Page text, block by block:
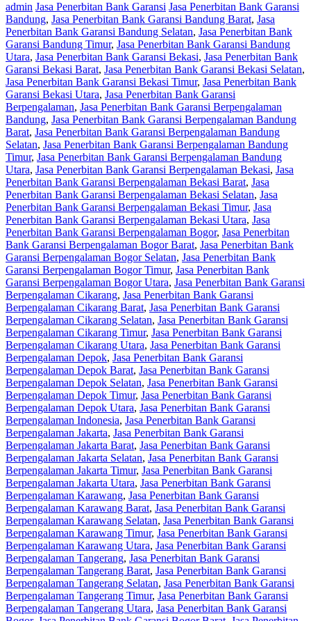
admin Jasa Penerbitan Bank Garansi Jasa Penerbitan Bank Garansi
Bandung, Jasa Penerbitan Bank Garansi Bandung Barat, Jasa
Penerbitan Bank Garansi Bandung Selatan, Jasa Penerbitan Bank
Garansi Bandung Timur, Jasa Penerbitan Bank Garansi Bandung
Utara, Jasa Penerbitan Bank Garansi Bekasi, Jasa Penerbitan Bank
Garansi Bekasi Barat, Jasa Penerbitan Bank Garansi Bekasi Selatan,
Jasa Penerbitan Bank Garansi Bekasi Timur, Jasa Penerbitan Bank
Garansi Bekasi Utara, Jasa Penerbitan Bank Garansi
Berpengalaman, Jasa Penerbitan Bank Garansi Berpengalaman
Bandung, Jasa Penerbitan Bank Garansi Berpengalaman Bandung
Barat, Jasa Penerbitan Bank Garansi Berpengalaman Bandung
Selatan, Jasa Penerbitan Bank Garansi Berpengalaman Bandung
Timur, Jasa Penerbitan Bank Garansi Berpengalaman Bandung
Utara, Jasa Penerbitan Bank Garansi Berpengalaman Bekasi, Jasa
Penerbitan Bank Garansi Berpengalaman Bekasi Barat, Jasa
Penerbitan Bank Garansi Berpengalaman Bekasi Selatan, Jasa
Penerbitan Bank Garansi Berpengalaman Bekasi Timur, Jasa
Penerbitan Bank Garansi Berpengalaman Bekasi Utara, Jasa
Penerbitan Bank Garansi Berpengalaman Bogor, Jasa Penerbitan
Bank Garansi Berpengalaman Bogor Barat, Jasa Penerbitan Bank
Garansi Berpengalaman Bogor Selatan, Jasa Penerbitan Bank
Garansi Berpengalaman Bogor Timur, Jasa Penerbitan Bank
Garansi Berpengalaman Bogor Utara, Jasa Penerbitan Bank Garansi
Berpengalaman Cikarang, Jasa Penerbitan Bank Garansi
Berpengalaman Cikarang Barat, Jasa Penerbitan Bank Garansi
Berpengalaman Cikarang Selatan, Jasa Penerbitan Bank Garansi
Berpengalaman Cikarang Timur, Jasa Penerbitan Bank Garansi
Berpengalaman Cikarang Utara, Jasa Penerbitan Bank Garansi
Berpengalaman Depok, Jasa Penerbitan Bank Garansi
Berpengalaman Depok Barat, Jasa Penerbitan Bank Garansi
Berpengalaman Depok Selatan, Jasa Penerbitan Bank Garansi
Berpengalaman Depok Timur, Jasa Penerbitan Bank Garansi
Berpengalaman Depok Utara, Jasa Penerbitan Bank Garansi
Berpengalaman Indonesia, Jasa Penerbitan Bank Garansi
Berpengalaman Jakarta, Jasa Penerbitan Bank Garansi
Berpengalaman Jakarta Barat, Jasa Penerbitan Bank Garansi
Berpengalaman Jakarta Selatan, Jasa Penerbitan Bank Garansi
Berpengalaman Jakarta Timur, Jasa Penerbitan Bank Garansi
Berpengalaman Jakarta Utara, Jasa Penerbitan Bank Garansi
Berpengalaman Karawang, Jasa Penerbitan Bank Garansi
Berpengalaman Karawang Barat, Jasa Penerbitan Bank Garansi
Berpengalaman Karawang Selatan, Jasa Penerbitan Bank Garansi
Berpengalaman Karawang Timur, Jasa Penerbitan Bank Garansi
Berpengalaman Karawang Utara, Jasa Penerbitan Bank Garansi
Berpengalaman Tangerang, Jasa Penerbitan Bank Garansi
Berpengalaman Tangerang Barat, Jasa Penerbitan Bank Garansi
Berpengalaman Tangerang Selatan, Jasa Penerbitan Bank Garansi
Berpengalaman Tangerang Timur, Jasa Penerbitan Bank Garansi
Berpengalaman Tangerang Utara, Jasa Penerbitan Bank Garansi